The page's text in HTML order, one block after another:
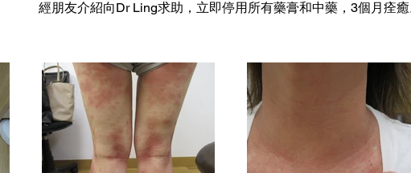
經朋友介紹向Dr Ling求助，立即停用所有藥膏和中藥，3個月痊癒